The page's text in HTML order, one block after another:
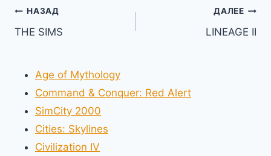
Навигация
по
записям
НАЗАД
THE SIMS
ДАЛЕЕ
LINEAGE II
Age of Mythology
Command & Conquer: Red Alert
SimCity 2000
Cities: Skylines
Civilization IV